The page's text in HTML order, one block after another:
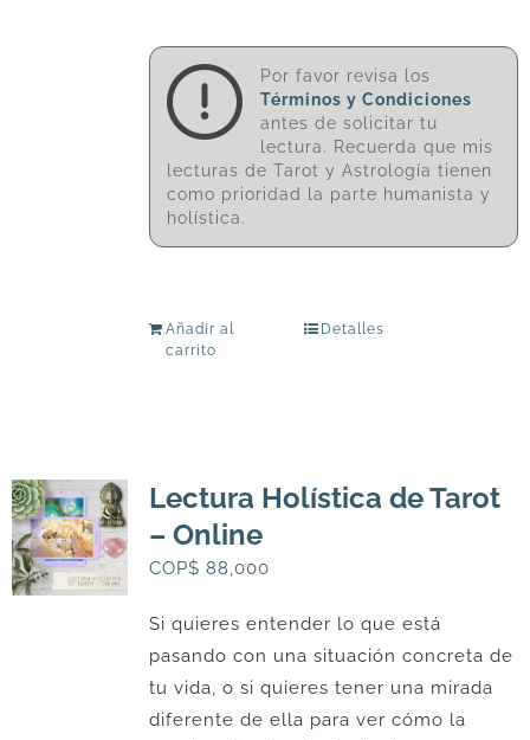
Por favor revisa los
Términos y Condiciones
antes de solicitar tu
lectura. Recuerda que mis
lecturas de Tarot y Astrología tienen
como prioridad la parte humanista y
holística.
Añadir al
carrito
Detalles
Lectura Holística de Tarot
– Online
COP$ 88,000
Si quieres entender lo que está
pasando con una situación concreta de
tu vida, o si quieres tener una mirada
diferente de ella para ver cómo la